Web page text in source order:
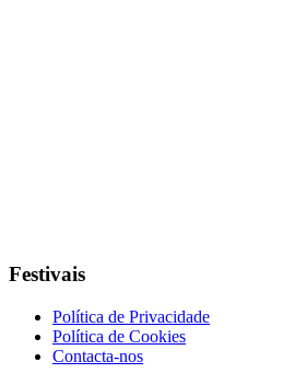
Festivais
Política de Privacidade
Política de Cookies
Contacta-nos